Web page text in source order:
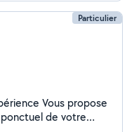
Particulier
de votre